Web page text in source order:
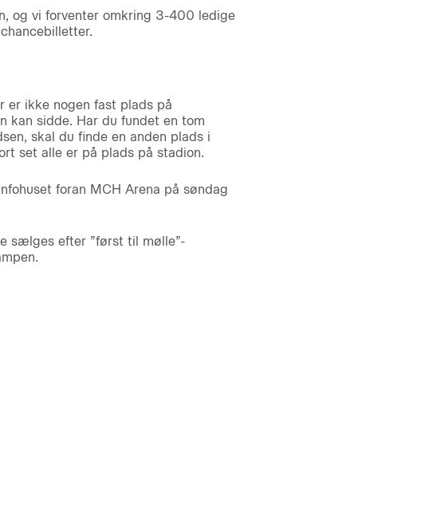
og vi forventer omkring 3-400 ledige
er ikke nogen fast plads på
kan sidde. Har du fundet en tom
skal du finde en anden plads i
set alle er på plads på stadion.
foran MCH Arena på søndag
sælges efter ”først til mølle”-